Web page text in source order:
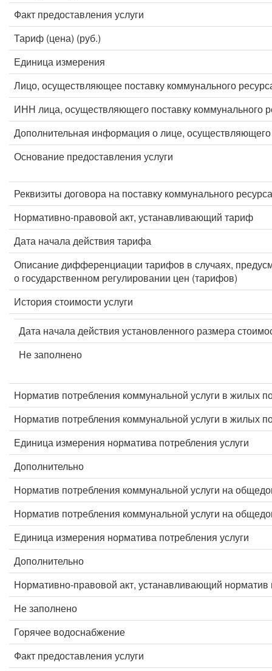
Факт предоставления услуги
Тариф (цена) (руб.)
Единица измерения
Лицо, осуществляющее поставку коммунального
ИНН лица, осуществляющего поставку коммунального
Дополнительная информация о лице, осуществляющего
Основание предоставления услуги
Реквизиты договора на поставку коммунального ресурса
Нормативно-правовой акт, устанавливающий тариф
Дата начала действия тарифа
Описание дифференциации тарифов в случаях,
о государственном регулировании цен (тарифов)
История стоимости услуги
Дата начала действия установленного размера
Не заполнено
Норматив потребления коммунальной услуги в жилых
Норматив потребления коммунальной услуги в жилых
Единица измерения норматива потребления услуги
Дополнительно
Норматив потребления коммунальной услуги на
Норматив потребления коммунальной услуги на
Единица измерения норматива потребления услуги
Дополнительно
Нормативно-правовой акт, устанавливающий норматив
Не заполнено
Горячее водоснабжение
Факт предоставления услуги